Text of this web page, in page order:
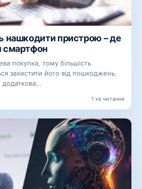
нашкодити пристрою – де
смартфон
покупка, тому більшість
захистити його від пошкоджень.
додаткова…
1 хв читання